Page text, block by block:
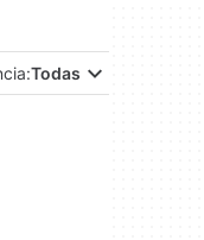
Todas